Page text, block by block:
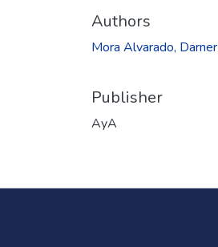
Authors
Mora Alvarado, Darner
Publisher
AyA